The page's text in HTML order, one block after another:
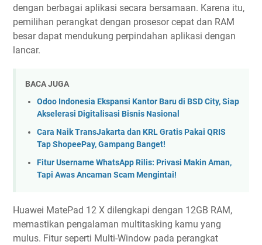
dengan berbagai aplikasi secara bersamaan. Karena itu,
pemilihan perangkat dengan prosesor cepat dan RAM
besar dapat mendukung perpindahan aplikasi dengan
lancar.
BACA JUGA
Odoo Indonesia Ekspansi Kantor Baru di BSD City, Siap
Akselerasi Digitalisasi Bisnis Nasional
Cara Naik TransJakarta dan KRL Gratis Pakai QRIS
Tap ShopeePay, Gampang Banget!
Fitur Username WhatsApp Rilis: Privasi Makin Aman,
Tapi Awas Ancaman Scam Mengintai!
Huawei MatePad 12 X dilengkapi dengan 12GB RAM,
memastikan pengalaman multitasking kamu yang
mulus. Fitur seperti Multi-Window pada perangkat